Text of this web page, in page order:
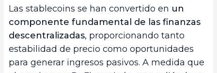
stablecoins?
c.¿Por qué el APY de stablecoin es crucial para
los inversores?
d.Limitaciones de los modelos tradicionales de
rendimiento DeFi
Las stablecoins se han convertido en un
componente fundamental de las finanzas
descentralizadas, proporcionando tanto
estabilidad de precio como oportunidades
para generar ingresos pasivos. A medida que